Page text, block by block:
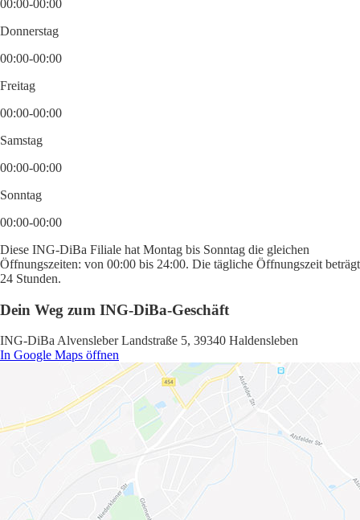
00:00-00:00
Donnerstag
00:00-00:00
Freitag
00:00-00:00
Samstag
00:00-00:00
Sonntag
00:00-00:00
Diese ING-DiBa Filiale hat Montag bis Sonntag die gleichen
Öffnungszeiten: von 00:00 bis 24:00. Die tägliche Öffnungszeit beträgt
24 Stunden.
Dein Weg zum ING-DiBa-Geschäft
ING-DiBa Alvensleber Landstraße 5, 39340 Haldensleben
In Google Maps öffnen